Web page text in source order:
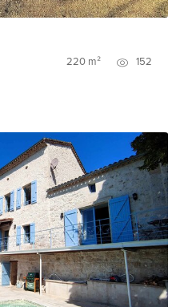
220 m² 152